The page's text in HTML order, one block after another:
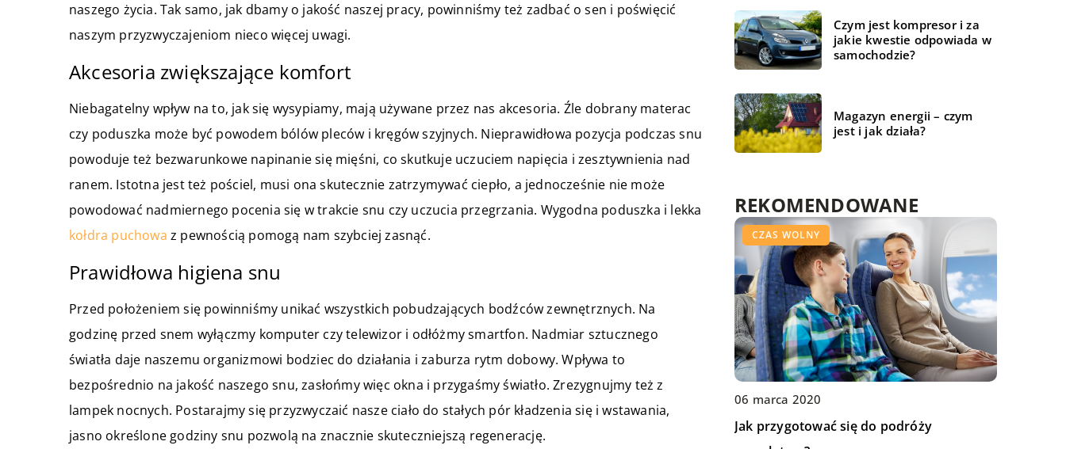
naszego życia. Tak samo, jak dbamy o jakość naszej pracy, powinniśmy też zadbać o sen i poświęcić
naszym przyzwyczajeniom nieco więcej uwagi.
Akcesoria zwiększające komfort
Niebagatelny wpływ na to, jak się wysypiamy, mają używane przez nas akcesoria. Źle dobrany materac
czy poduszka może być powodem bólów pleców i kręgów szyjnych. Nieprawidłowa pozycja podczas snu
powoduje też bezwarunkowe napinanie się mięśni, co skutkuje uczuciem napięcia i zesztywnienia nad
ranem. Istotna jest też pościel, musi ona skutecznie zatrzymywać ciepło, a jednocześnie nie może
powodować nadmiernego pocenia się w trakcie snu czy uczucia przegrzania. Wygodna poduszka i lekka
kołdra puchowa z pewnością pomogą nam szybciej zasnąć.
Prawidłowa higiena snu
Przed położeniem się powinniśmy unikać wszystkich pobudzających bodźców zewnętrznych. Na
godzinę przed snem wyłączmy komputer czy telewizor i odłóżmy smartfon. Nadmiar sztucznego
światła daje naszemu organizmowi bodziec do działania i zaburza rytm dobowy. Wpływa to
bezpośrednio na jakość naszego snu, zasłońmy więc okna i przygaśmy światło. Zrezygnujmy też z
lampek nocnych. Postarajmy się przyzwyczaić nasze ciało do stałych pór kładzenia się i wstawania,
jasno określone godziny snu pozwolą na znacznie skuteczniejszą regenerację.
Czym jest kompresor i za
jakie kwestie odpowiada w
samochodzie?
Magazyn energii – czym
jest i jak działa?
REKOMENDOWANE
CZAS WOLNY
17 grudnia 2020
Małe dziecko – jak połączyć zabawę z
CZAS WOLNY
06 marca 2020
Jak przygotować się do podróży
ŻYCIE I STYL
Wyjazd za granicę z zawodowym kierowcą